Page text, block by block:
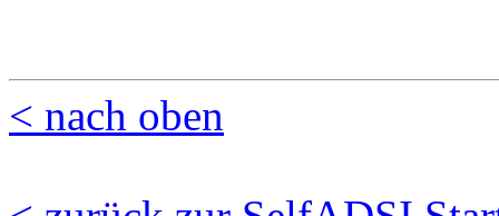
< nach oben